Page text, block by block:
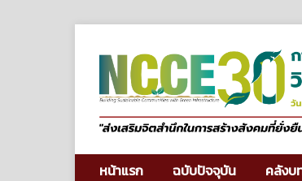
หน้าแรก ฉบับปัจจุบัน คลังบ